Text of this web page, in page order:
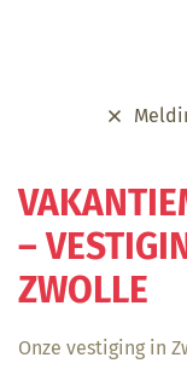
–
ZWOLLE
Onze vestiging in